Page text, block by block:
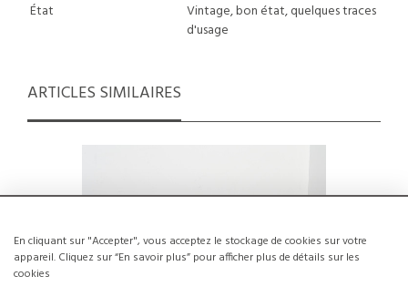
En cliquant sur "Accepter", vous acceptez le stockage de cookies sur votre
appareil. Cliquez sur “En savoir plus” pour afficher plus de détails sur les
cookies
État
Vintage, bon état, quelques traces
d'usage
ARTICLES SIMILAIRES